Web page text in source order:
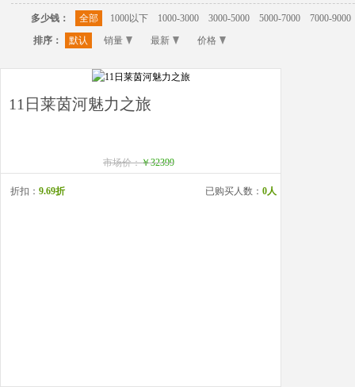
多少钱： 全部 1000以下 1000-3000 3000-5000 5000-7000
7000-9000
排序：
默认 销量 最新 价格
11日莱茵河魅力之旅
市场价：￥32399
折扣： 9.69折 已购买人数： 0人